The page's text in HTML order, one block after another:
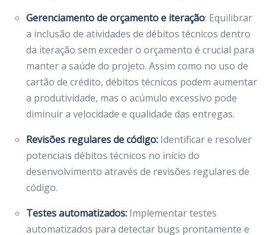
Gerenciamento de orçamento e iteração: Equilibrar
a inclusão de atividades de débitos técnicos dentro
da iteração sem exceder o orçamento é crucial para
manter a saúde do projeto. Assim como no uso de
cartão de crédito, débitos técnicos podem aumentar
a produtividade, mas o acúmulo excessivo pode
diminuir a velocidade e qualidade das entregas.
Revisões regulares de código: Identificar e resolver
potenciais débitos técnicos no início do
desenvolvimento através de revisões regulares de
código.
Testes automatizados: Implementar testes
automatizados para detectar bugs prontamente e